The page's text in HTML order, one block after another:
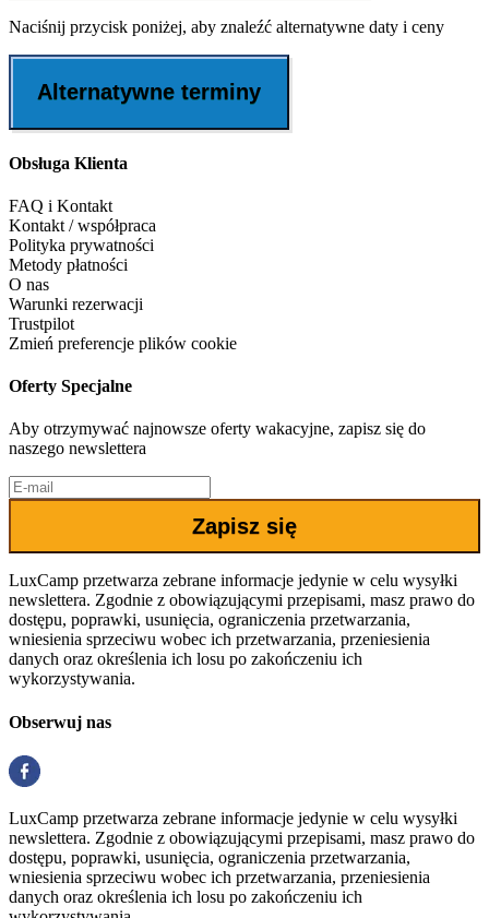
Naciśnij przycisk poniżej, aby znaleźć alternatywne daty i ceny
Alternatywne terminy
Obsługa Klienta
FAQ i Kontakt
Kontakt / współpraca
Polityka prywatności
Metody płatności
O nas
Warunki rezerwacji
Trustpilot
Zmień preferencje plików cookie
Oferty Specjalne
Aby otrzymywać najnowsze oferty wakacyjne, zapisz się do
naszego newslettera
Zapisz się
LuxCamp przetwarza zebrane informacje jedynie w celu wysyłki
newslettera. Zgodnie z obowiązującymi przepisami, masz prawo do
dostępu, poprawki, usunięcia, ograniczenia przetwarzania,
wniesienia sprzeciwu wobec ich przetwarzania, przeniesienia
danych oraz określenia ich losu po zakończeniu ich
wykorzystywania.
Obserwuj nas
LuxCamp przetwarza zebrane informacje jedynie w celu wysyłki
newslettera. Zgodnie z obowiązującymi przepisami, masz prawo do
dostępu, poprawki, usunięcia, ograniczenia przetwarzania,
wniesienia sprzeciwu wobec ich przetwarzania, przeniesienia
danych oraz określenia ich losu po zakończeniu ich